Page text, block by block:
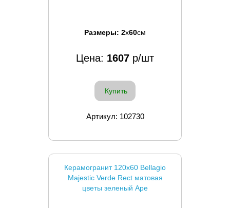
Размеры: 2x60см
Цена: 1607 р/шт
Купить
Артикул: 102730
Керамогранит 120x60 Bellagio
Majestic Verde Rect матовая
цветы зеленый Ape